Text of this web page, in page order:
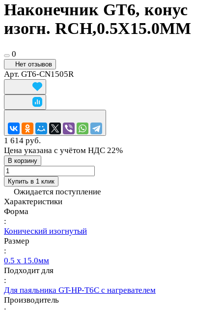
Наконечник GT6, конус
изогн. RCH,0.5X15.0MM
0
Нет отзывов
Арт. GT6-CN1505R
1 614 руб.
Цена указана с учётом НДС 22%
В корзину
Купить в 1 клик
Ожидается поступление
Характеристики
Форма
:
Конический изогнутый
Размер
:
0.5 x 15.0мм
Подходит для
:
Для паяльника GT-HP-T6С с нагревателем
Производитель